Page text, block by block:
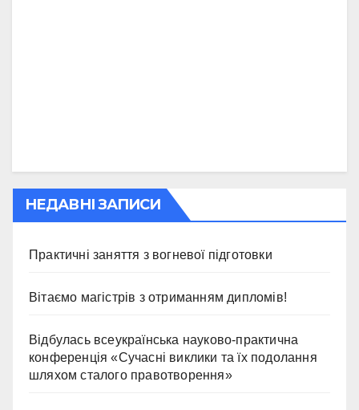
НЕДАВНІ ЗАПИСИ
Практичні заняття з вогневої підготовки
Вітаємо магістрів з отриманням дипломів!
Відбулась всеукраїнська науково-практична
конференція «Сучасні виклики та їх подолання
шляхом сталого правотворення»